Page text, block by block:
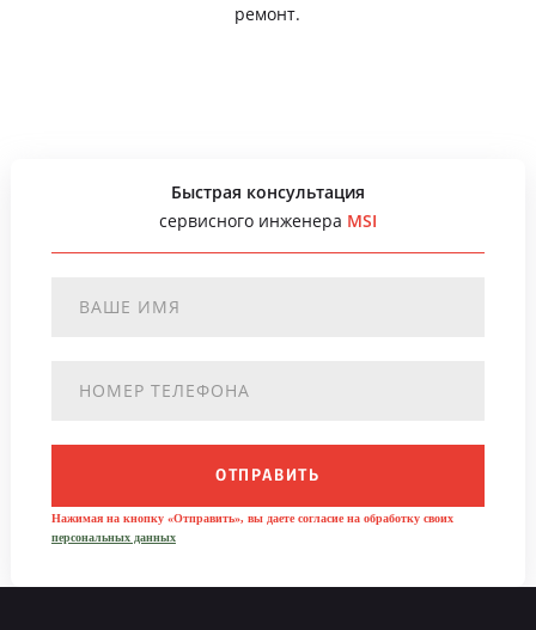
ремонт.
Быстрая консультация
сервисного инженера MSI
ОТПРАВИТЬ
Нажимая на кнопку «Отправить», вы даете согласие на обработку своих
персональных данных